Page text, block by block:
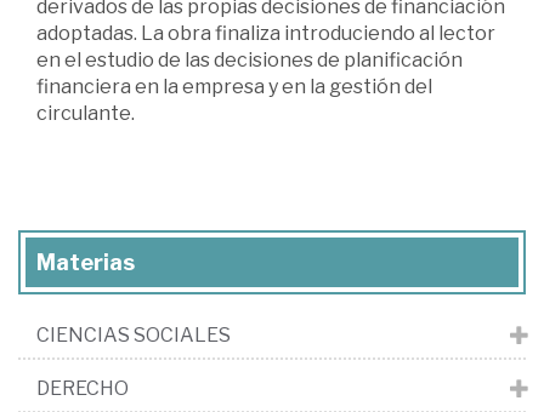
derivados de las propias decisiones de financiación
adoptadas. La obra finaliza introduciendo al lector
en el estudio de las decisiones de planificación
financiera en la empresa y en la gestión del
circulante.
Materias
CIENCIAS SOCIALES
DERECHO